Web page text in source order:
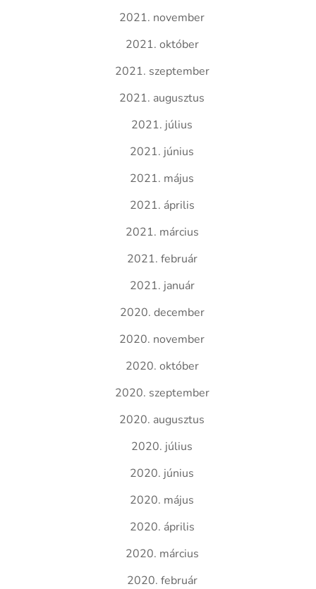
2021. november
2021. október
2021. szeptember
2021. augusztus
2021. július
2021. június
2021. május
2021. április
2021. március
2021. február
2021. január
2020. december
2020. november
2020. október
2020. szeptember
2020. augusztus
2020. július
2020. június
2020. május
2020. április
2020. március
2020. február